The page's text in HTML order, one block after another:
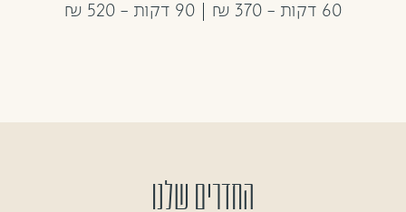
60 דקות - 370 ₪ | 90 דקות - 520 ₪
החדרים שלנו